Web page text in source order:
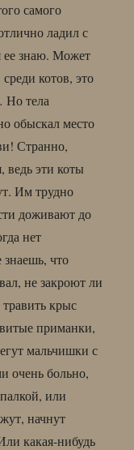
самого
ладил с
ее знаю. Может
котов, это
Но тела
обыскал место
Странно,
ведь эти коты
Им трудно
доживают до
нет
что
не закроют ли
крыс
приманки,
мальчишки с
очень больно,
или
начнут
какая-нибудь